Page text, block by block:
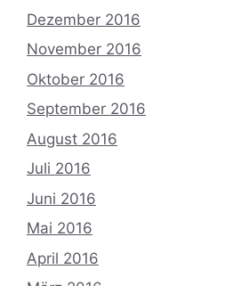
Dezember 2016
November 2016
Oktober 2016
September 2016
August 2016
Juli 2016
Juni 2016
Mai 2016
April 2016